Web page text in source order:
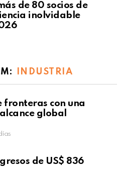
de 80 socios de
inolvidable
INDUSTRIA
fronteras con una
global
de US$ 836